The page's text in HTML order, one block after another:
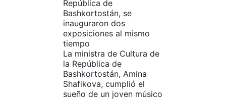
República de
Bashkortostán, se
inauguraron dos
exposiciones al mismo
tiempo
La ministra de Cultura de
la República de
Bashkortostán, Amina
Shafikova, cumplió el
sueño de un joven músico